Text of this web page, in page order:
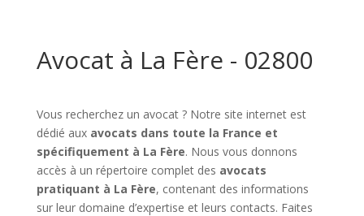
Avocat à La Fère - 02800
Vous recherchez un avocat ? Notre site internet est
dédié aux avocats dans toute la France et
spécifiquement à La Fère. Nous vous donnons
accès à un répertoire complet des avocats
pratiquant à La Fère, contenant des informations
sur leur domaine d’expertise et leurs contacts. Faites